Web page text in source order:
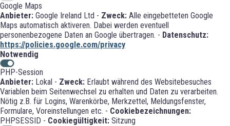
Google Maps
Anbieter: Google Ireland Ltd - Zweck: Alle eingebetteten Google
Maps automatisch aktiveren. Dabei werden eventuell
personenbezogene Daten an Google übertragen. - Datenschutz:
https://policies.google.com/privacy
Notwendig
PHP-Session
Anbieter: Lokal - Zweck: Erlaubt während des Websitebesuches
Variablen beim Seitenwechsel zu erhalten und Daten zu verarbeiten.
Nötig z.B. für Logins, Warenkörbe, Merkzettel, Meldungsfenster,
Formulare, Voreinstellungen etc. - Cookiebezeichnungen:
PHPSESSID - Cookiegültigkeit: Sitzung